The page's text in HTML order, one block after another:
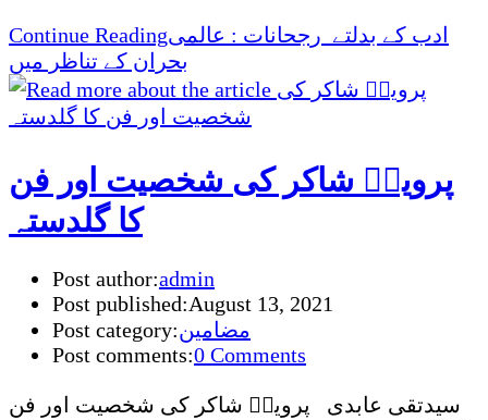
Continue Readingادب کے بدلتے رجحانات : عالمی
بحران کے تناظر میں
پروینؔ شاکر کی شخصیت اور فن
کا گلدستہ
Post author:admin
Post published:August 13, 2021
Post category:مضامین
Post comments:0 Comments
سیدتقی عابدی پروینؔ شاکر کی شخصیت اور فن